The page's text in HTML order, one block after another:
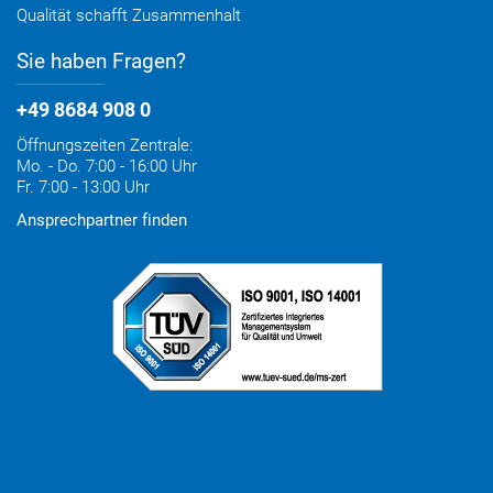
Qualität schafft Zusammenhalt
Sie haben Fragen?
+49 8684 908 0
Öffnungszeiten Zentrale:
Mo. - Do. 7:00 - 16:00 Uhr
Fr. 7:00 - 13:00 Uhr
Ansprechpartner finden